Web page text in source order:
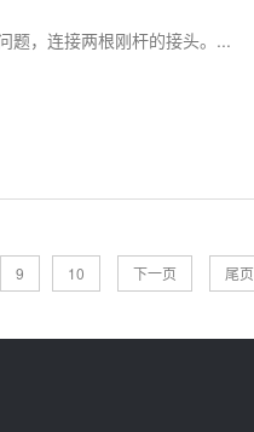
题，连接两根刚杆的接头。...
9 10 下一页 尾页